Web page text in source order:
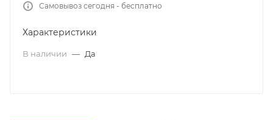
Самовывоз сегодня - бесплатно
Характеристики
В наличии — Да